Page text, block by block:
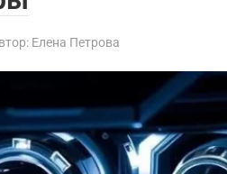
Елена Петрова